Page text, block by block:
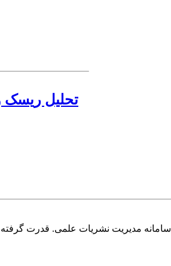
تحلیل ریسک
سامانه مدیریت نشریات علمی. قدرت گرفته